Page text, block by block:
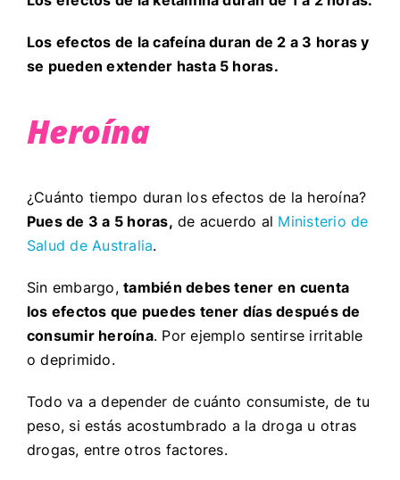
Los efectos de la cafeína duran de 2 a 3 horas y
se pueden extender hasta 5 horas.
Heroína
¿Cuánto tiempo duran los efectos de la heroína?
Pues de 3 a 5 horas, de acuerdo al Ministerio de
Salud de Australia.
Sin embargo,también debes tener en cuenta
los efectos que puedes tener días después de
consumir heroína. Por ejemplo sentirse irritable
o deprimido.
Todo va a depender de cuánto consumiste, de tu
peso, si estás acostumbrado a la droga u otras
drogas, entre otros factores.